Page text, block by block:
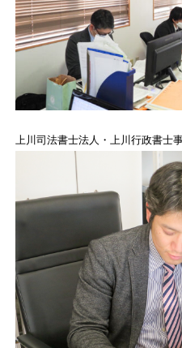
上川司法書士法人・上川行政書士